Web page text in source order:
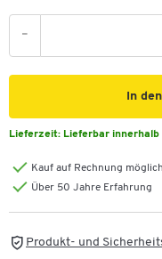
-
In
Lieferzeit: Lieferbar innerhalb
Kauf auf Rechnung möglich
Über 50 Jahre Erfahrung
Produkt- und